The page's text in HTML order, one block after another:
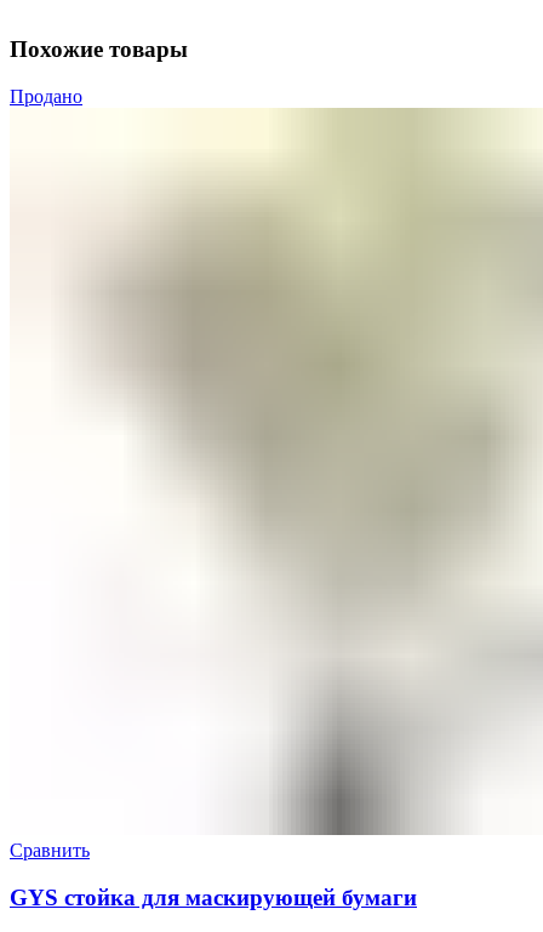
Похожие товары
Продано
Сравнить
GYS стойка для маскирующей бумаги